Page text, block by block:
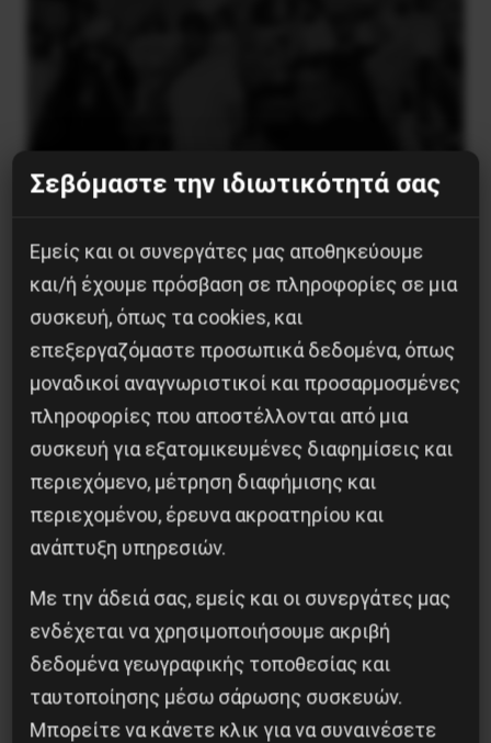
7 Αυγούστου 2026
Η Eπανάσταση της 19 Ιουλίου 1936 στην
Iσπανία
5 Αυγούστου 2026
Σεβόμαστε την ιδιωτικότητά σας
Εμείς και οι συνεργάτες μας αποθηκεύουμε
και/ή έχουμε πρόσβαση σε πληροφορίες σε μια
συσκευή, όπως τα cookies, και
επεξεργαζόμαστε προσωπικά δεδομένα, όπως
μοναδικοί αναγνωριστικοί και προσαρμοσμένες
πληροφορίες που αποστέλλονται από μια
συσκευή για εξατομικευμένες διαφημίσεις και
περιεχόμενο, μέτρηση διαφήμισης και
περιεχομένου, έρευνα ακροατηρίου και
ανάπτυξη υπηρεσιών.
Με την άδειά σας, εμείς και οι συνεργάτες μας
ενδέχεται να χρησιμοποιήσουμε ακριβή
δεδομένα γεωγραφικής τοποθεσίας και
ταυτοποίησης μέσω σάρωσης συσκευών.
Μπορείτε να κάνετε κλικ για να συναινέσετε